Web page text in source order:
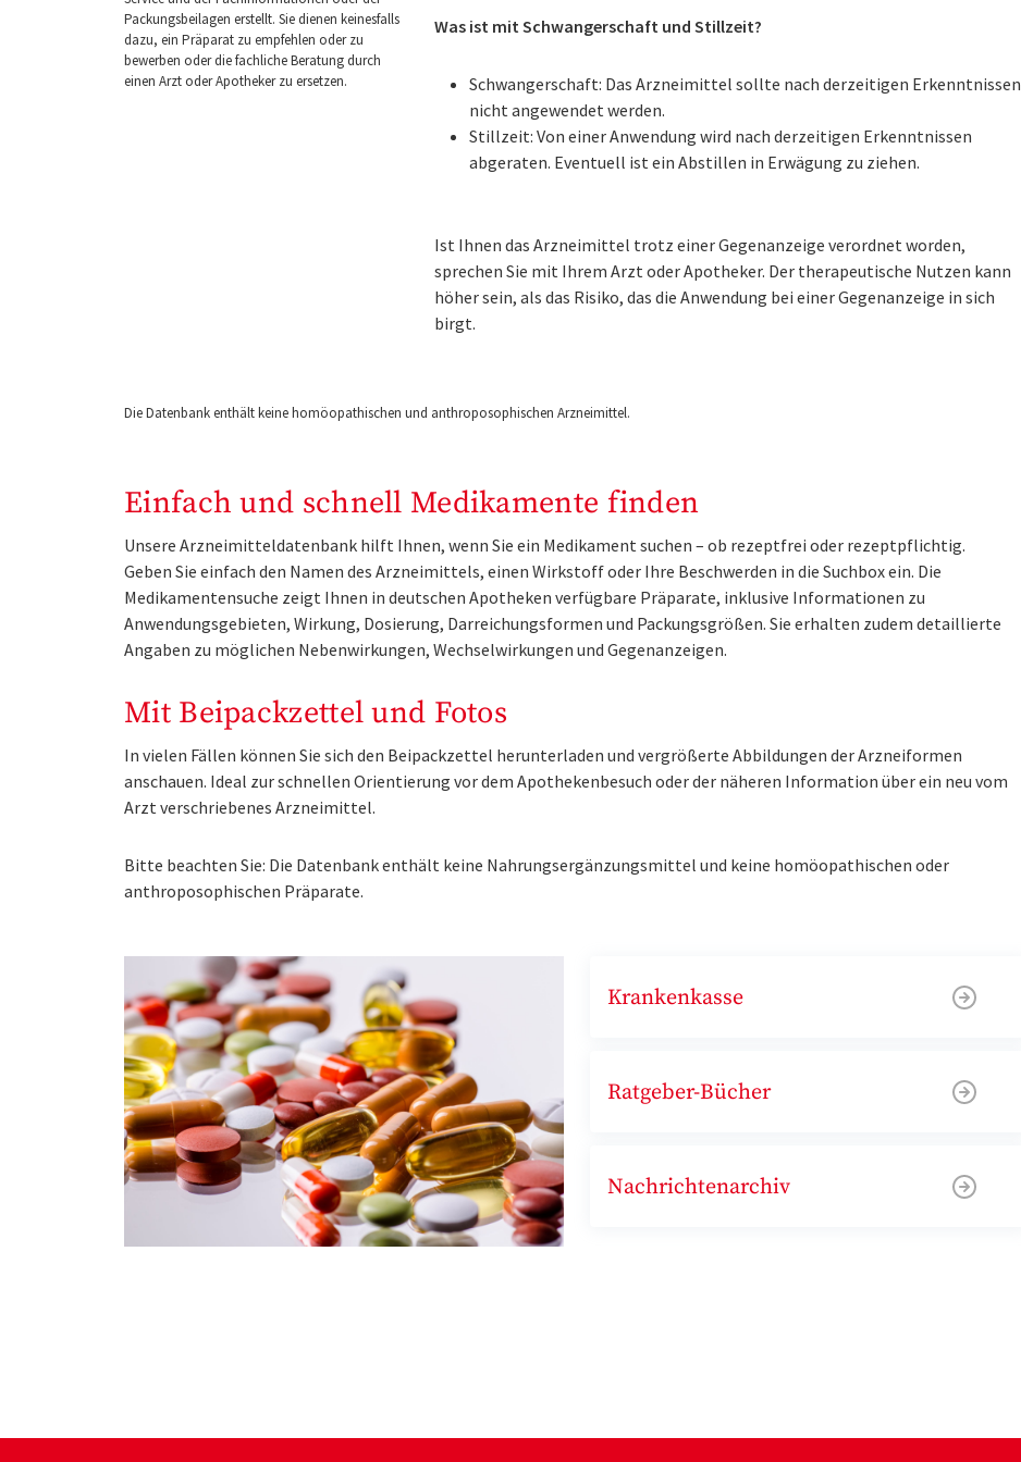
Packungsbeilagen erstellt. Sie dienen keinesfalls
dazu, ein Präparat zu empfehlen oder zu
bewerben oder die fachliche Beratung durch
einen Arzt oder Apotheker zu ersetzen.
Was ist mit Schwangerschaft und Stillzeit?
Schwangerschaft: Das Arzneimittel sollte nach derzeitigen Erkenntnissen
nicht angewendet werden.
Stillzeit: Von einer Anwendung wird nach derzeitigen Erkenntnissen
abgeraten. Eventuell ist ein Abstillen in Erwägung zu ziehen.
Ist Ihnen das Arzneimittel trotz einer Gegenanzeige verordnet worden,
sprechen Sie mit Ihrem Arzt oder Apotheker. Der therapeutische Nutzen kann
höher sein, als das Risiko, das die Anwendung bei einer Gegenanzeige in sich
birgt.
Die Datenbank enthält keine homöopathischen und anthroposophischen Arzneimittel.
Einfach und schnell Medikamente finden
Unsere Arzneimitteldatenbank hilft Ihnen, wenn Sie ein Medikament suchen – ob rezeptfrei oder rezeptpflichtig.
Geben Sie einfach den Namen des Arzneimittels, einen Wirkstoff oder Ihre Beschwerden in die Suchbox ein. Die
Medikamentensuche zeigt Ihnen in deutschen Apotheken verfügbare Präparate, inklusive Informationen zu
Anwendungsgebieten, Wirkung, Dosierung, Darreichungsformen und Packungsgrößen. Sie erhalten zudem detaillierte
Angaben zu möglichen Nebenwirkungen, Wechselwirkungen und Gegenanzeigen.
Mit Beipackzettel und Fotos
In vielen Fällen können Sie sich den Beipackzettel herunterladen und vergrößerte Abbildungen der Arzneiformen
anschauen. Ideal zur schnellen Orientierung vor dem Apothekenbesuch oder der näheren Information über ein neu vom
Arzt verschriebenes Arzneimittel.
Bitte beachten Sie: Die Datenbank enthält keine Nahrungsergänzungsmittel und keine homöopathischen oder
anthroposophischen Präparate.
Krankenkasse
Ratgeber-Bücher
Nachrichtenarchiv